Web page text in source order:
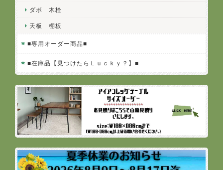
ダボ 木栓
天板 棚板
■専用オーダー商品■
■在庫品【見つけたらＬｕｃｋｙ？】■